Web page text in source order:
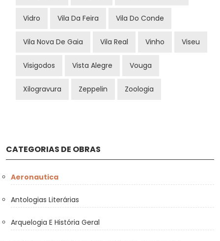
CATEGORIAS DE OBRAS
Aeronautica
Antologias Literárias
Arquelogia E História Geral
Vidro Vila Da Feira Vila Do Conde
Vila Nova De Gaia Vila Real Vinho Viseu
Visigodos Vista Alegre Vouga
Xilogravura Zeppelin Zoologia